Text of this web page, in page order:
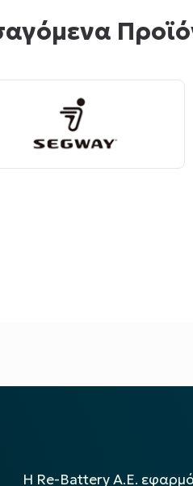
Η Re-Battery Α.Ε.